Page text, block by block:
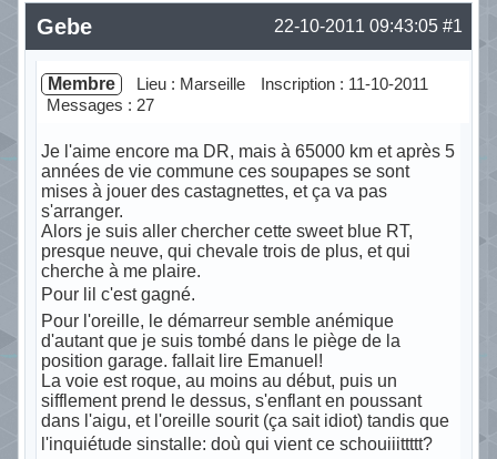
#1
22-10-2011 09:43:05
Gebe
Membre Lieu : Marseille
Inscription : 11-10-2011
Messages : 27
Je l'aime encore ma DR, mais à 65000 km et après 5
années de vie commune ces soupapes se sont
mises à jouer des castagnettes, et ça va pas
s'arranger.
Alors je suis aller chercher cette sweet blue RT,
presque neuve, qui chevale trois de plus, et qui
cherche à me plaire.
Pour lil c'est gagné.
Pour l'oreille, le démarreur semble anémique
d'autant que je suis tombé dans le piège de la
position garage. fallait lire Emanuel!
La voie est roque, au moins au début, puis un
sifflement prend le dessus, s'enflant en poussant
dans l'aigu, et l'oreille sourit (ça sait idiot) tandis que
l'inquiétude sinstalle: doù qui vient ce schouiiittttt?